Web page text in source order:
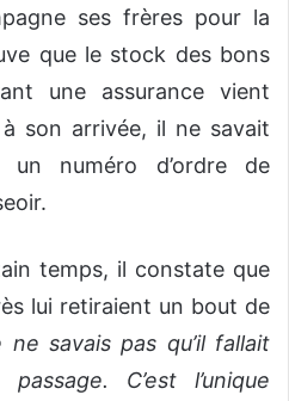
ses frères pour la
que le stock des bons
une assurance vient
son arrivée, il ne savait
numéro d’ordre de
temps, il constate que
lui retiraient un bout de
savais pas qu’il fallait
C’est l’unique